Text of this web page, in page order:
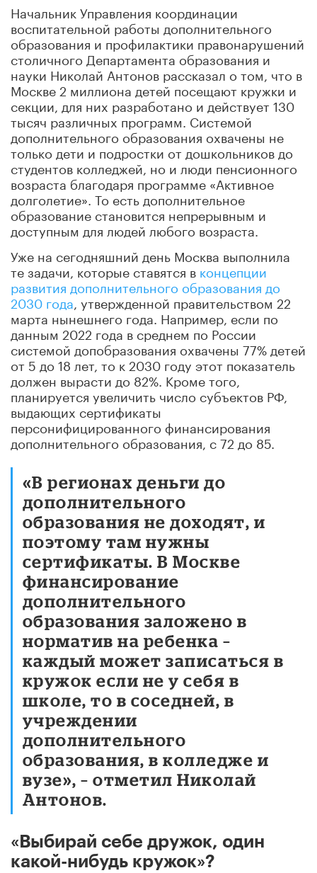
Начальник Управления координации
воспитательной работы дополнительного
образования и профилактики правонарушений
столичного Департамента образования и
науки Николай Антонов рассказал о том, что в
Москве 2 миллиона детей посещают кружки и
секции, для них разработано и действует 130
тысяч различных программ. Системой
дополнительного образования охвачены не
только дети и подростки от дошкольников до
студентов колледжей, но и люди пенсионного
возраста благодаря программе «Активное
долголетие». То есть дополнительное
образование становится непрерывным и
доступным для людей любого возраста.
Уже на сегодняшний день Москва выполнила
те задачи, которые ставятся в концепции
развития дополнительного образования до
2030 года, утвержденной правительством 22
марта нынешнего года. Например, если по
данным 2022 года в среднем по России
системой допобразования охвачены 77% детей
от 5 до 18 лет, то к 2030 году этот показатель
должен вырасти до 82%. Кроме того,
планируется увеличить число субъектов РФ,
выдающих сертификаты
персонифицированного финансирования
дополнительного образования, с 72 до 85.
«В регионах деньги до
дополнительного
образования не доходят, и
поэтому там нужны
сертификаты. В Москве
финансирование
дополнительного
образования заложено в
норматив на ребенка –
каждый может записаться в
кружок если не у себя в
школе, то в соседней, в
учреждении
дополнительного
образования, в колледже и
вузе», – отметил Николай
Антонов.
«Выбирай себе дружок, один
какой-нибудь кружок»?